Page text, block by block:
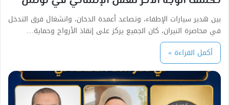
بين هدير سيارات الإطفاء، وتصاعد أعمدة الدخان، وانشغال فرق التدخل
في محاصرة النيران، كان الجميع يركز على إنقاذ الأرواح وحماية…
أكمل القراءة »